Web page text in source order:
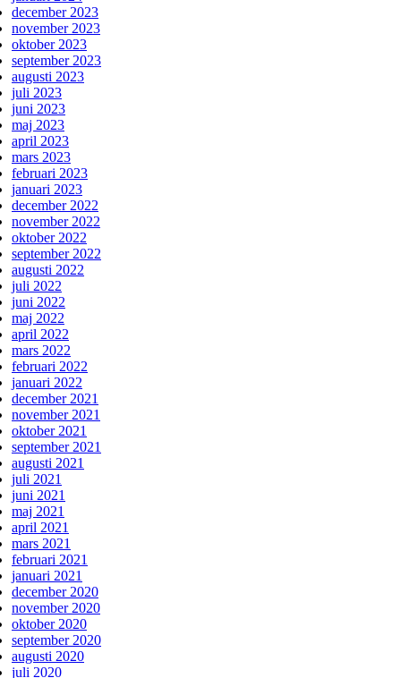
december 2023
november 2023
oktober 2023
september 2023
augusti 2023
juli 2023
juni 2023
maj 2023
april 2023
mars 2023
februari 2023
januari 2023
december 2022
november 2022
oktober 2022
september 2022
augusti 2022
juli 2022
juni 2022
maj 2022
april 2022
mars 2022
februari 2022
januari 2022
december 2021
november 2021
oktober 2021
september 2021
augusti 2021
juli 2021
juni 2021
maj 2021
april 2021
mars 2021
februari 2021
januari 2021
december 2020
november 2020
oktober 2020
september 2020
augusti 2020
juli 2020